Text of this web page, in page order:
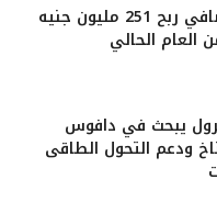
"سيدبك" تحقق صافي ربح 251 مليون جنيه
العام الحالي
يبحث في دافوس
ودعم التحول الطاقى